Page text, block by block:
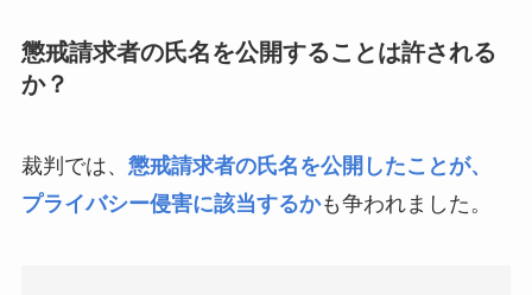
懲戒請求者の氏名を公開することは許される
か？
裁判では、 懲戒請求者の氏名を公開したことが、
プライバシー侵害に該当するかも争われました。